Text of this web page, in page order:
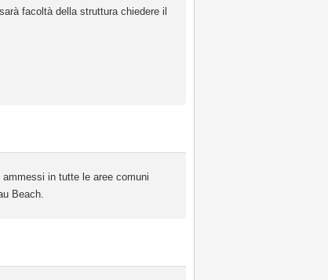
facoltà della struttura chiedere il
in tutte le aree comuni
Beach.